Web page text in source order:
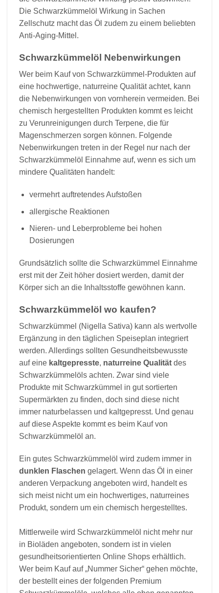
Die Schwarzkümmelöl Wirkung in Sachen
Zellschutz macht das Öl zudem zu einem beliebten
Anti-Aging-Mittel.
Schwarzkümmelöl Nebenwirkungen
Wer beim Kauf von Schwarzkümmel-Produkten auf
eine hochwertige, naturreine Qualität achtet, kann
die Nebenwirkungen von vornherein vermeiden. Bei
chemisch hergestellten Produkten kommt es leicht
zu Verunreinigungen durch Terpene, die für
Magenschmerzen sorgen können. Folgende
Nebenwirkungen treten in der Regel nur nach der
Schwarzkümmelöl Einnahme auf, wenn es sich um
mindere Qualitäten handelt:
vermehrt auftretendes Aufstoßen
allergische Reaktionen
Nieren- und Leberprobleme bei hohen
Dosierungen
Grundsätzlich sollte die Schwarzkümmel Einnahme
erst mit der Zeit höher dosiert werden, damit der
Körper sich an die Inhaltsstoffe gewöhnen kann.
Schwarzkümmelöl wo kaufen?
Schwarzkümmel (Nigella Sativa) kann als wertvolle
Ergänzung in den täglichen Speiseplan integriert
werden. Allerdings sollten Gesundheitsbewusste
auf eine kaltgepresste, naturreine Qualität des
Schwarzkümmelöls achten. Zwar sind viele
Produkte mit Schwarzkümmel in gut sortierten
Supermärkten zu finden, doch sind diese nicht
immer naturbelassen und kaltgepresst. Und genau
auf diese Aspekte kommt es beim Kauf von
Schwarzkümmelöl an.
Ein gutes Schwarzkümmelöl wird zudem immer in
dunklen Flaschen gelagert. Wenn das Öl in einer
anderen Verpackung angeboten wird, handelt es
sich meist nicht um ein hochwertiges, naturreines
Produkt, sondern um ein chemisch hergestelltes.
Mittlerweile wird Schwarzkümmelöl nicht mehr nur
in Bioläden angeboten, sondern ist in vielen
gesundheitsorientierten Online Shops erhältlich.
Wer beim Kauf auf „Nummer Sicher“ gehen möchte,
der bestellt eines der folgenden Premium